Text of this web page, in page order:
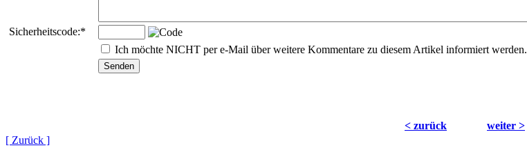
Sicherheitscode:*
Ich möchte NICHT per e-Mail über weitere Kommentare zu diesem Artikel informiert werden.
< zurück
weiter >
[ Zurück ]